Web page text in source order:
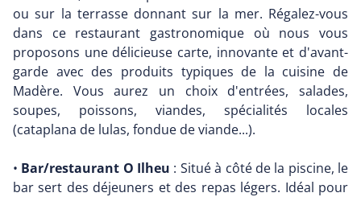
ou sur la terrasse donnant sur la mer. Régalez-vous
dans ce restaurant gastronomique où nous vous
proposons une délicieuse carte, innovante et d'avant-
garde avec des produits typiques de la cuisine de
Madère. Vous aurez un choix d'entrées, salades,
soupes, poissons, viandes, spécialités locales
(cataplana de lulas, fondue de viande...).
• Bar/restaurant O Ilheu : Situé à côté de la piscine, le
bar sert des déjeuners et des repas légers. Idéal pour